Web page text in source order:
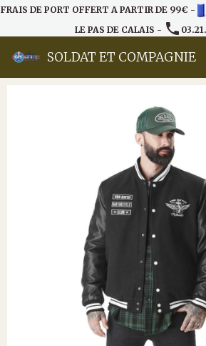
FRAIS DE PORT OFFERT A PARTIR DE 99€ -
LE PAS DE CALAIS -
SOLDAT ET COMPAGNIE